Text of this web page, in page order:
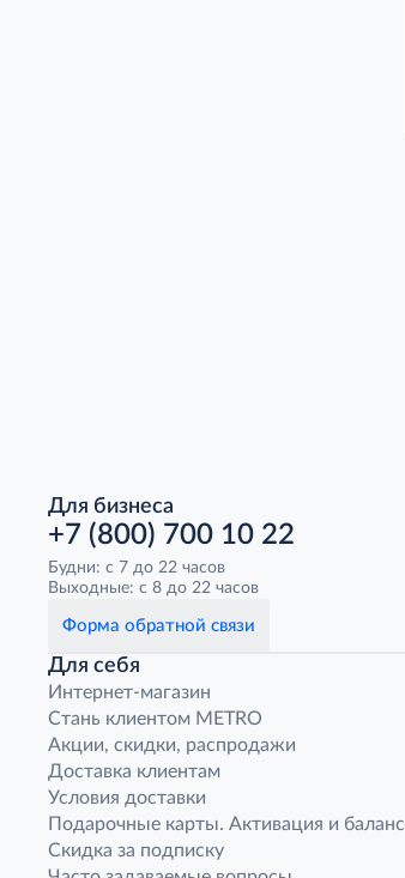
Для бизнеса
+7 (800) 700 10 22
Будни: с 7 до 22 часов
Выходные: с 8 до 22 часов
Форма обратной связи
Для себя
Интернет-магазин
Стань клиентом METRO
Акции, скидки, распродажи
Доставка клиентам
Условия доставки
Подарочные карты. Активация и баланс
Скидка за подписку